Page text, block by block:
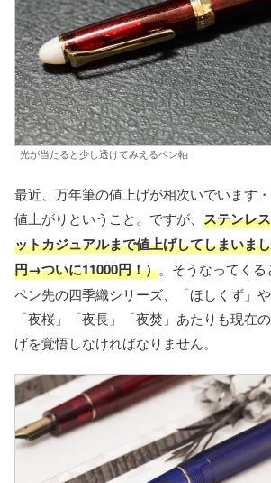
光が当たると少し透けてみえるペン軸
最近、万年筆の値上げが相次いでいます
値上がりということ。ですが、 ステンレ
ットカジュアルまで値上げしてしまいま
円→ついに11000円！）。そうなってく
ペン先の四季織シリーズ、「ほしくず」や
「夜桜」「夜長」「夜焚」あたりも現在
げを覚悟しなければなりません。